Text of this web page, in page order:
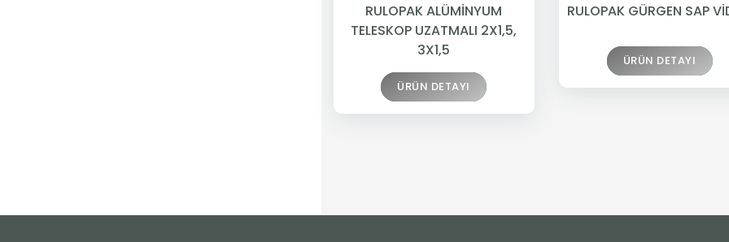
RULOPAK ALÜMİNYUM
TELESKOP UZATMALI 2X1,5,
3X1,5
ÜRÜN DETAYI
RULOPAK GÜRGEN SAP
ÜRÜN DETAYI